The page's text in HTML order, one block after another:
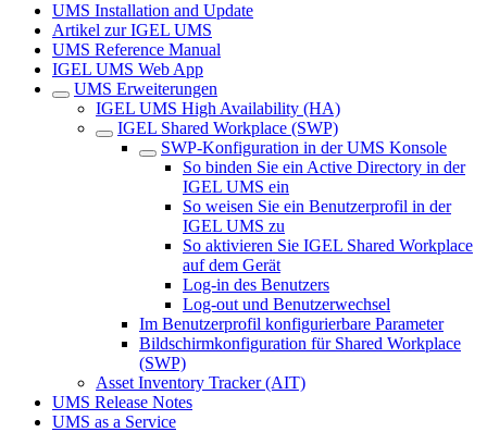
UMS Installation and Update
Artikel zur IGEL UMS
UMS Reference Manual
IGEL UMS Web App
UMS Erweiterungen
IGEL UMS High Availability (HA)
IGEL Shared Workplace (SWP)
SWP-Konfiguration in der UMS Konsole
So binden Sie ein Active Directory in der
IGEL UMS ein
So weisen Sie ein Benutzerprofil in der
IGEL UMS zu
So aktivieren Sie IGEL Shared Workplace
auf dem Gerät
Log-in des Benutzers
Log-out und Benutzerwechsel
Im Benutzerprofil konfigurierbare Parameter
Bildschirmkonfiguration für Shared Workplace
(SWP)
Asset Inventory Tracker (AIT)
UMS Release Notes
UMS as a Service